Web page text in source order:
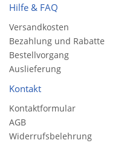
Hilfe & FAQ
Versandkosten
Bezahlung und Rabatte
Bestellvorgang
Auslieferung
Kontakt
Kontaktformular
AGB
Widerrufsbelehrung